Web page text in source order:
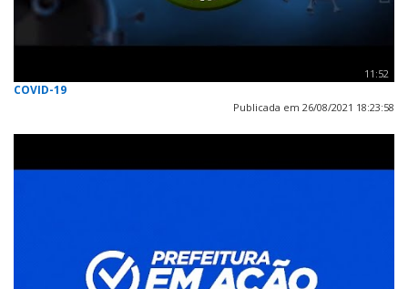
11:52
COVID-19
Publicada em 26/08/2021 18:23:58